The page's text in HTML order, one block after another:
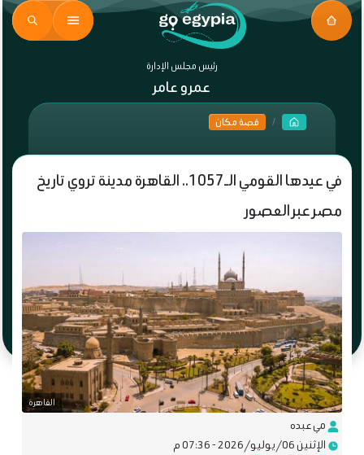
رئيس مجلس الإدارة
عمرو عامر
قصة مكان
في عيدها القومي الـ1057.. القاهرة مدينة تروي تاريخ
مصر عبر العصور
القاهرة
مي عبده
الإثنين 06/يوليو/2026 - 07:36 م